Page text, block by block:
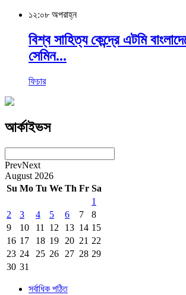
১২:০৮ অপরাহ্ন
বিশ্ব সাহিত্য কেন্দ্রে এটমি
সেমিন...
ফিচার
আর্কাইভস
PrevNext
August 2026
Su Mo Tu We Th Fr Sa
1
2
3 4 5 6 7
8
9
10 11 12 13 14 15
16 17 18 19 20 21 22
23 24 25 26 27 28 29
30 31
সর্বাধিক পঠিত